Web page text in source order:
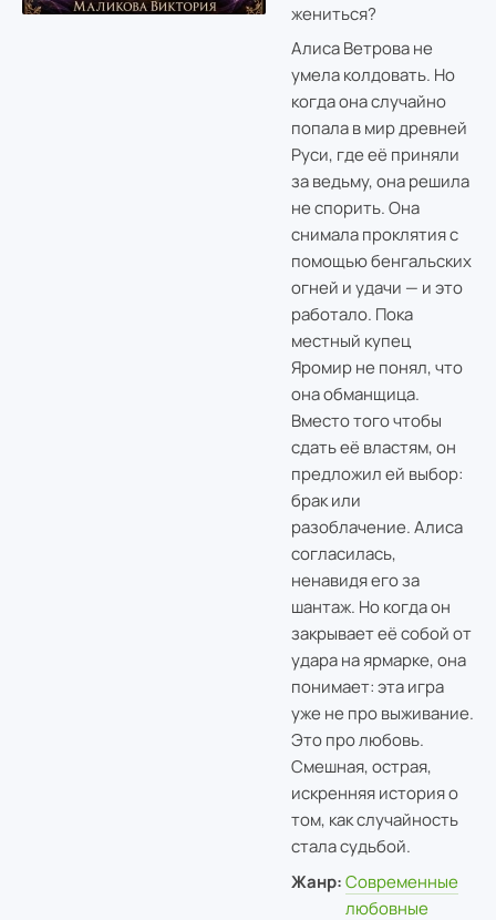
жениться?
Алиса Ветрова не
умела колдовать. Но
когда она случайно
попала в мир древней
Руси, где её приняли
за ведьму, она решила
не спорить. Она
снимала проклятия с
помощью бенгальских
огней и удачи — и это
работало. Пока
местный купец
Яромир не понял, что
она обманщица.
Вместо того чтобы
сдать её властям, он
предложил ей выбор:
брак или
разоблачение. Алиса
согласилась,
ненавидя его за
шантаж. Но когда он
закрывает её собой от
удара на ярмарке, она
понимает: эта игра
уже не про выживание.
Это про любовь.
Смешная, острая,
искренняя история о
том, как случайность
стала судьбой.
Жанр: Современные
любовные